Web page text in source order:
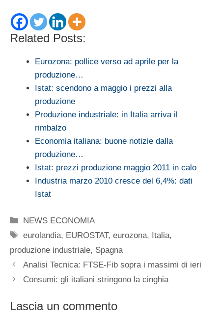
Related Posts:
Eurozona: pollice verso ad aprile per la
produzione…
Istat: scendono a maggio i prezzi alla
produzione
Produzione industriale: in Italia arriva il
rimbalzo
Economia italiana: buone notizie dalla
produzione…
Istat: prezzi produzione maggio 2011 in calo
Industria marzo 2010 cresce del 6,4%: dati
Istat
Categorie
NEWS ECONOMIA
Tag
eurolandia, EUROSTAT,eurozona, Italia,
produzione industriale, Spagna
Analisi Tecnica: FTSE-Fib sopra i massimi di ieri
Consumi: gli italiani stringono la cinghia
Lascia un commento